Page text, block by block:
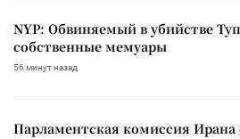
NYP: Обвиняемый в убийстве
собственные мемуары
56 минут назад
Парламентская комиссия Ирана